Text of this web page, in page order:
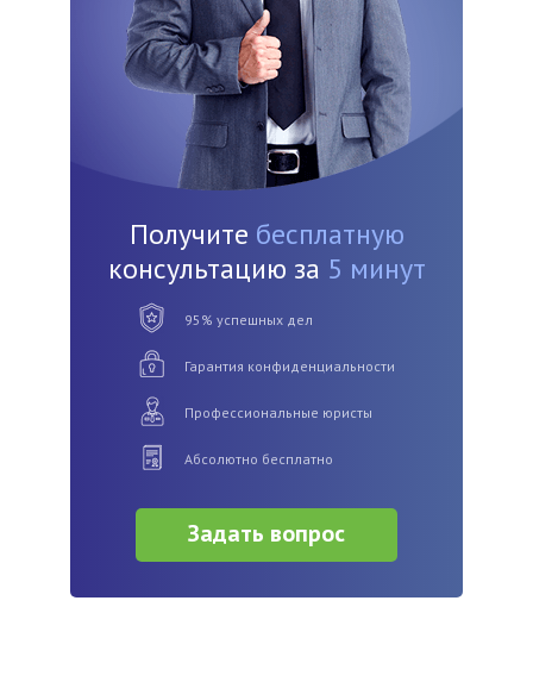
Получите бесплатную
консультацию за 5 минут
95% успешных дел
Гарантия конфиденциальности
Профессиональные юристы
Абсолютно бесплатно
Задать вопрос